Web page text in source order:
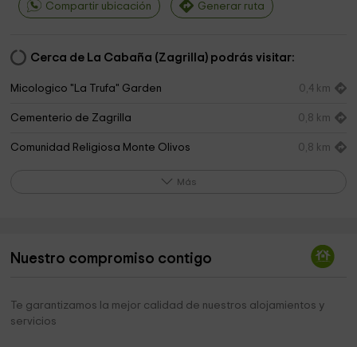
Compartir ubicación Generar ruta
Cerca de La Cabaña (Zagrilla) podrás visitar:
Micologico "La Trufa" Garden 0,4 km
Cementerio de Zagrilla 0,8 km
Comunidad Religiosa Monte Olivos 0,8 km
Iglesia Virgen del Carmen 3,0 km
Cueva de La Murcielaguina
Más
Nuestro compromiso contigo
Te garantizamos la mejor calidad de nuestros alojamientos y
servicios